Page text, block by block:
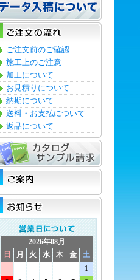
ご注文前のご確認
施工上のご注意
加工について
お見積りについて
納期について
送料・お支払について
返品について
2026年08月
日
月 火 水 木 金
土
1